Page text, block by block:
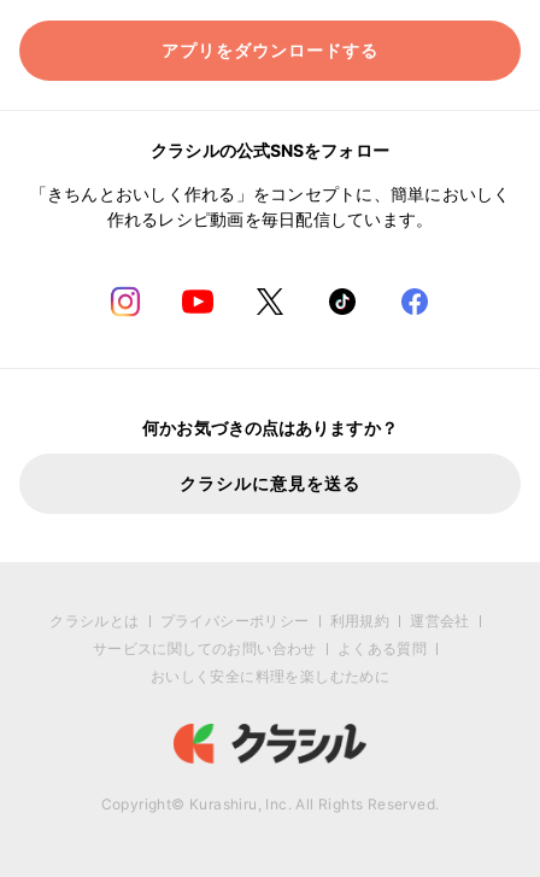
アプリをダウンロードする
クラシルの公式SNSをフォロー
「きちんとおいしく作れる」をコンセプトに、簡単においしく
作れるレシピ動画を毎日配信しています。
何かお気づきの点はありますか？
クラシルに意見を送る
クラシルとは プライバシーポリシー 利用規約
運営会社
サービスに関してのお問い合わせ
よくある質問
おいしく安全に料理を楽しむために
Copyright© Kurashiru, Inc. All Rights Reserved.